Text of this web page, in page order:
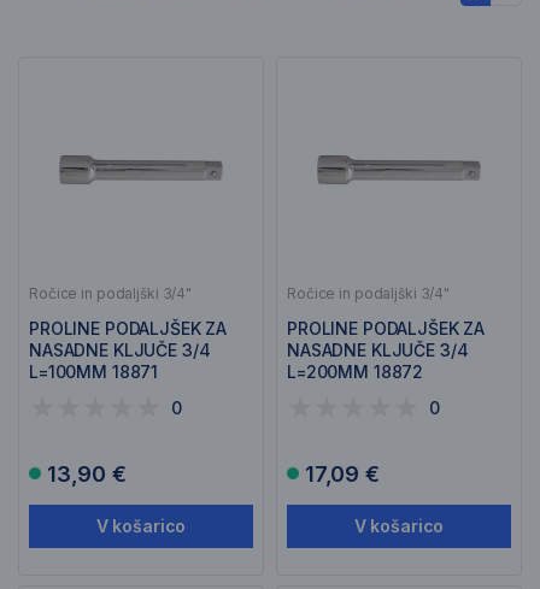
Ročice in podaljški 3/4"
PROLINE PODALJŠEK ZA
NASADNE KLJUČE 3/4
L=100MM 18871
0
13,90 €
V košarico
Ročice in podaljški 3/4"
PROLINE PODALJŠEK ZA
NASADNE KLJUČE 3/4
L=200MM 18872
0
17,09 €
V košarico